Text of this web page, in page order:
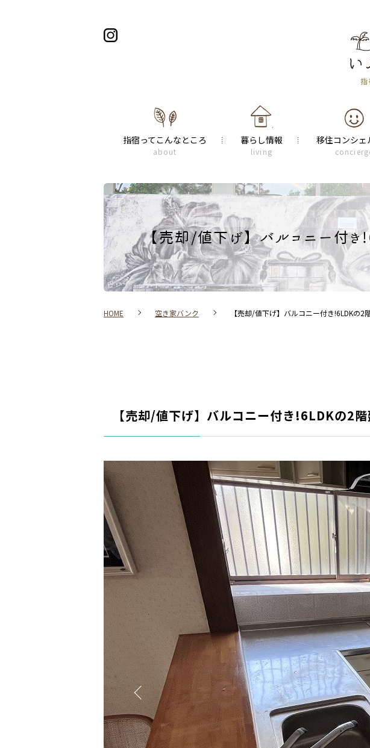
指宿ってこんなところ
about
暮らし情報
living
移住コンシェ
【売却/値下げ】バルコニー付
HOME 空き家バンク 【売却/値下げ】バルコニー付き!6LDKの
【売却/値下げ】バルコニー付き!6LDKの2